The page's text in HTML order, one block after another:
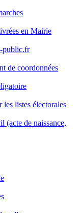
en Mairie
public.fr
de coordonnées
listes électorales
(acte de naissance,